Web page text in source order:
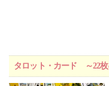
タロット・カード ～22